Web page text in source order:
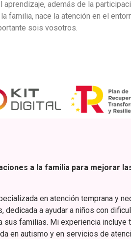
aprendizaje, además de la
familia, nace la atención en el
sois vosotros.
a la familia para mejorar
en atención temprana y
dedicada a ayudar a niños con
sus familias. Mi experiencia incluye
en autismo y en servicios de